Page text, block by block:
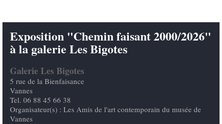
Exposition "Chemin faisant 2000/2026"
à la galerie Les Bigotes
Galerie Les Bigotes
5 rue de la Bienfaisance
Vannes
Tel. 06 88 45 66 38
Organisateur(s) : Les Amis de l'art contemporain du musée de
Vannes